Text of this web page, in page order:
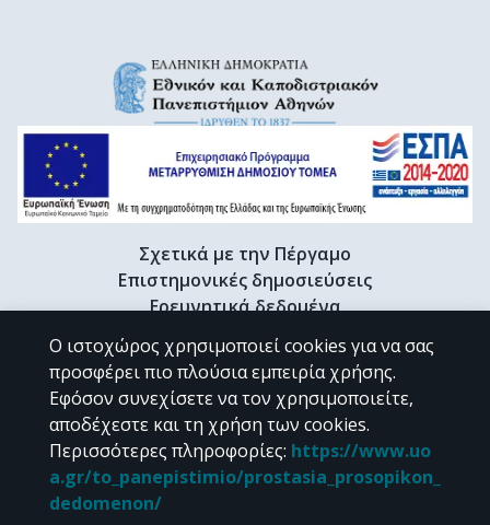
Σχετικά με την Πέργαμο
Επιστημονικές δημοσιεύσεις
Ερευνητικά δεδομένα
Διδακτορικές διατριβές & Γκρίζα βιβλιογραφία
Προφίλ Ερευνητή
CC BY-NC 4.0
Εκτός αν αναφέρεται διαφορετικά, το υλικό της "Περγάμου" διατίθεται
Ο ιστοχώρος χρησιμοποιεί cookies για να σας
προσφέρει πιο πλούσια εμπειρία χρήσης.
Εφόσον συνεχίσετε να τον χρησιμοποιείτε,
αποδέχεστε και τη χρήση των cookies.
Περισσότερες πληροφορίες: https://www.uo
a.gr/to_panepistimio/prostasia_prosopikon_
dedomenon/